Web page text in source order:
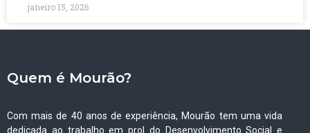
janeiro 15, 2026
Quem é Mourão?
Com mais de 40 anos de experiência, Mourão tem uma vida
dedicada ao trabalho em prol do Desenvolvimento Social e